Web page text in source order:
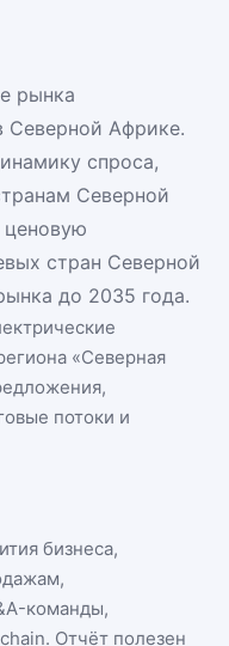
рынка
Северной Африке.
спроса,
Северной
стран Северной
до 2035 года.
«Северная
потоки и
бизнеса,
команды,
Отчёт полезен